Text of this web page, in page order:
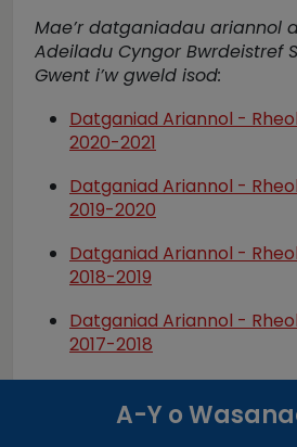
Mae’r datganiadau ariannol
Adeiladu Cyngor Bwrdeistref
Gwent i’w gweld isod:
Datganiad Ariannol -
2020-2021
Datganiad Ariannol -
2019-2020
Datganiad Ariannol -
2018-2019
Datganiad Ariannol -
2017-2018
A-Y o